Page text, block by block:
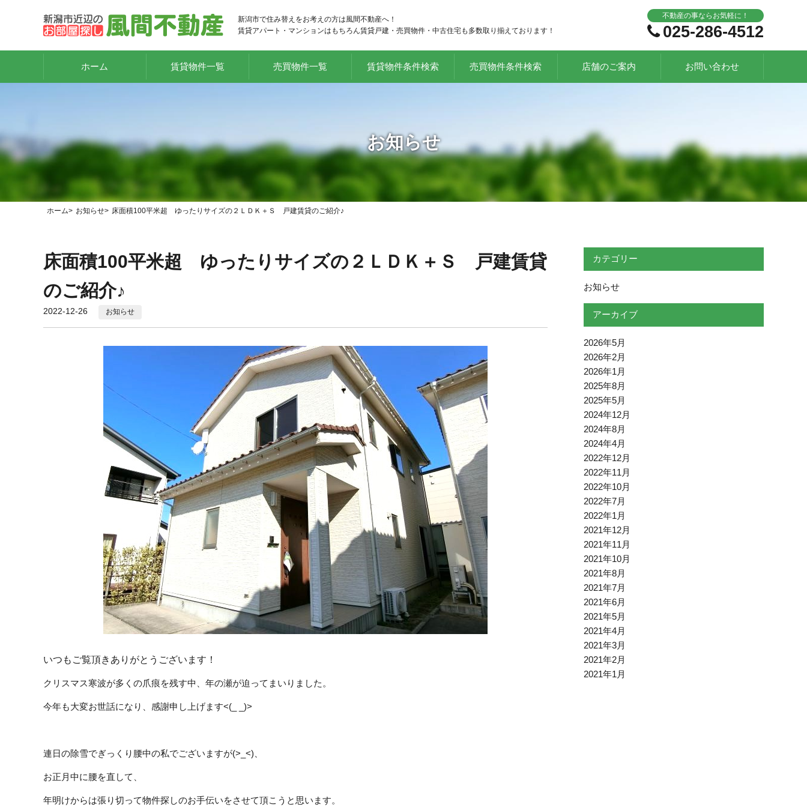
新潟市で住み替えをお考えの方は風間不動産へ！
賃貸アパート・マンションはもちろん賃貸戸建・売買物件・中古住宅も多数取り揃えております！
不動産の事ならお気軽に！
025-286-4512
ホーム 賃貸物件一覧 売買物件一覧 賃貸物件条件検索 売買物件条件検索 店舗のご案内 お問い合わせ
お知らせ
ホーム お知らせ 床面積100平米超 ゆったりサイズの２ＬＤＫ＋Ｓ 戸建賃貸のご紹介♪
床面積100平米超 ゆったりサイズの２ＬＤＫ＋Ｓ 戸建賃貸
のご紹介♪
2022-12-26 お知らせ
いつもご覧頂きありがとうございます！
クリスマス寒波が多くの爪痕を残す中、年の瀬が迫ってまいりました。
今年も大変お世話になり、感謝申し上げます<(_ _)>
連日の除雪でぎっくり腰中の私でございますが(>_<)、
お正月中に腰を直して、
年明けからは張り切って物件探しのお手伝いをさせて頂こうと思います。
カテゴリー
お知らせ
アーカイブ
2026年5月
2026年2月
2026年1月
2025年8月
2025年5月
2024年12月
2024年8月
2024年4月
2022年12月
2022年11月
2022年10月
2022年7月
2022年1月
2021年12月
2021年11月
2021年10月
2021年8月
2021年7月
2021年6月
2021年5月
2021年4月
2021年3月
2021年2月
2021年1月